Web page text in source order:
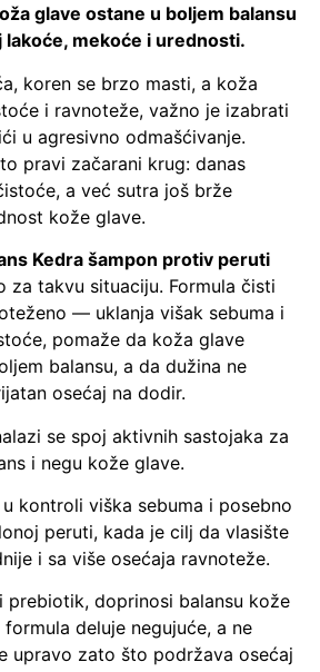
glave ostane u boljem balansu
lakoće, mekoće i urednosti.
koren se brzo masti, a koža
i ravnoteže, važno je izabrati
u agresivno odmašćivanje.
pravi začarani krug: danas
a već sutra još brže
kože glave.
Kedra šampon protiv peruti
za takvu situaciju. Formula čisti
— uklanja višak sebuma i
pomaže da koža glave
balansu, a da dužina ne
osećaj na dodir.
se spoj aktivnih sastojaka za
i negu kože glave.
kontroli viška sebuma i posebno
peruti, kada je cilj da vlasište
i sa više osećaja ravnoteže.
prebiotik, doprinosi balansu kože
deluje negujuće, a ne
upravo zato što podržava osećaj